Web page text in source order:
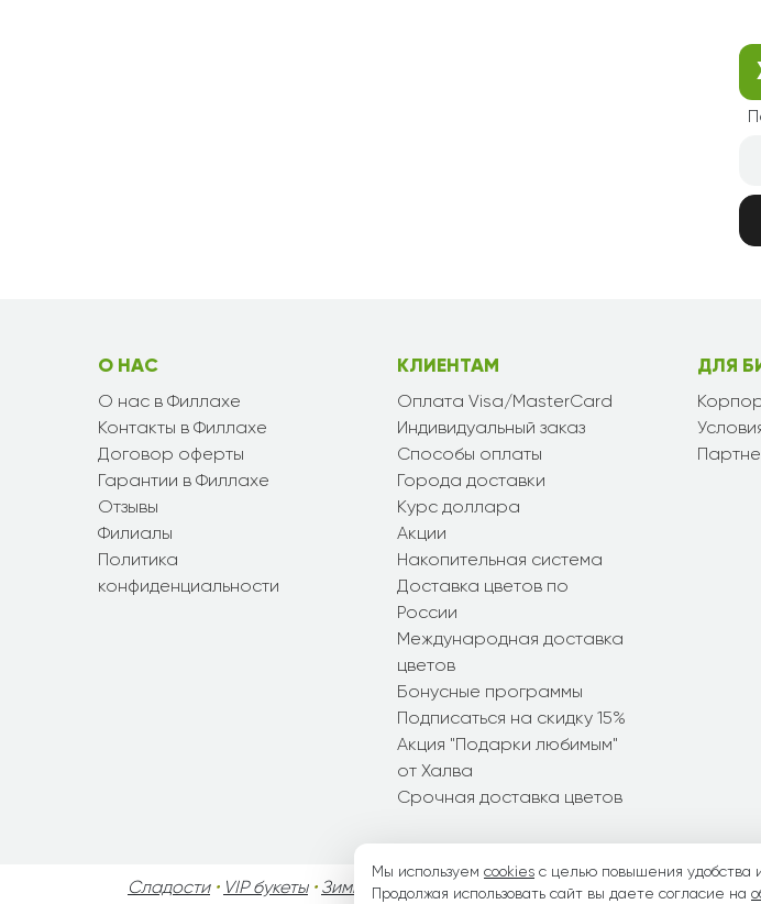
О НАС
О нас в Филлахе
Контакты в Филлахе
Договор оферты
Гарантии в Филлахе
Отзывы
Филиалы
Политика
конфиденциальности
КЛИЕНТАМ
Оплата Visa/MasterCard
Индивидуальный заказ
Способы оплаты
Города доставки
Курс доллара
Акции
Накопительная система
Доставка цветов по
России
Международная доставка
цветов
Бонусные программы
Подписаться на скидку 15%
Акция "Подарки любимым"
от Халва
Срочная доставка цветов
ДЛЯ
Сладости• VIP букеты• Зимние букеты• Осенние букеты • Летние букеты•
Мы используем cookies с целью повышения удобства
Продолжая использовать сайт вы даете согласие на